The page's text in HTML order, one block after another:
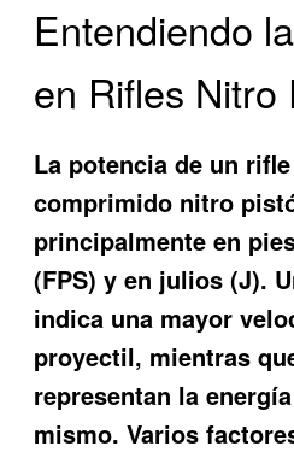
Entendiendo
en Rifles Nitro
La potencia de un
comprimido nitro
principalmente en
(FPS) y en julios (J).
indica una mayor
proyectil, mientras
representan la
mismo. Varios